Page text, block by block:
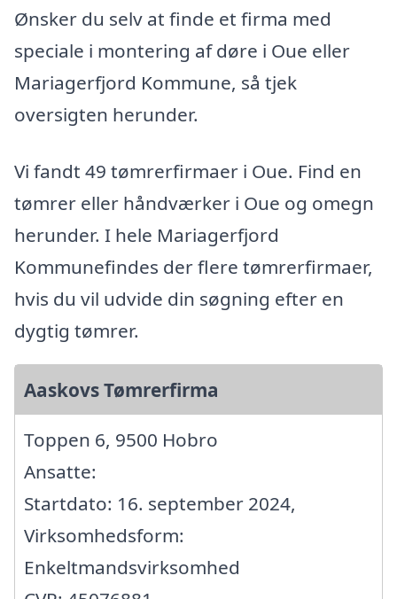
Ønsker du selv at finde et firma med
speciale i montering af døre i Oue eller
Mariagerfjord Kommune, så tjek
oversigten herunder.
Vi fandt 49 tømrerfirmaer i Oue. Find en
tømrer eller håndværker i Oue og omegn
herunder. I hele Mariagerfjord
Kommunefindes der flere tømrerfirmaer,
hvis du vil udvide din søgning efter en
dygtig tømrer.
Aaskovs Tømrerfirma
Toppen 6, 9500 Hobro
Ansatte:
Startdato: 16. september 2024,
Virksomhedsform:
Enkeltmandsvirksomhed